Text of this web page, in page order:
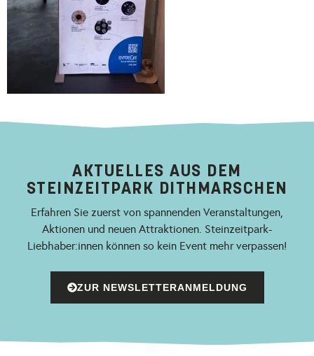
AKTUELLES AUS DEM
STEINZEITPARK DITHMARSCHEN
Erfahren Sie zuerst von spannenden Veranstaltungen,
Aktionen und neuen Attraktionen. Steinzeitpark-
Liebhaber:innen können so kein Event mehr verpassen!
ZUR NEWSLETTERANMELDUNG